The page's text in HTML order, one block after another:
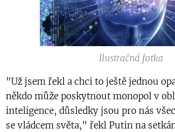
Ilustračná fotka
"Už jsem řekl a chci to ještě jednou
někdo může poskytnout monopol v
inteligence, důsledky jsou pro nás
se vládcem světa," řekl Putin na